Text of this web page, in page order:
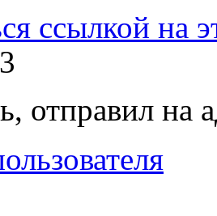
отправил на